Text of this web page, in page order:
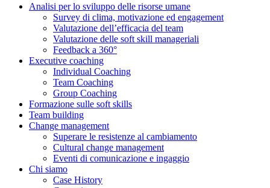
Analisi per lo sviluppo delle risorse umane
Survey di clima, motivazione ed engagement
Valutazione dell’efficacia del team
Valutazione delle soft skill manageriali
Feedback a 360°
Executive coaching
Individual Coaching
Team Coaching
Group Coaching
Formazione sulle soft skills
Team building
Change management
Superare le resistenze al cambiamento
Cultural change management
Eventi di comunicazione e ingaggio
Chi siamo
Case History